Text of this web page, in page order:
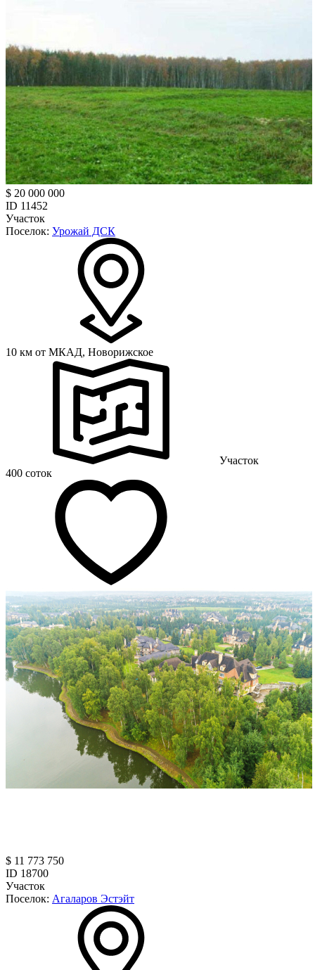
$ 20 000 000
ID 11452
Участок
Поселок: Урожай ДСК
10 км от МКАД, Новорижское
Участок
400 соток
$ 11 773 750
ID 18700
Участок
Поселок: Агаларов Эстэйт